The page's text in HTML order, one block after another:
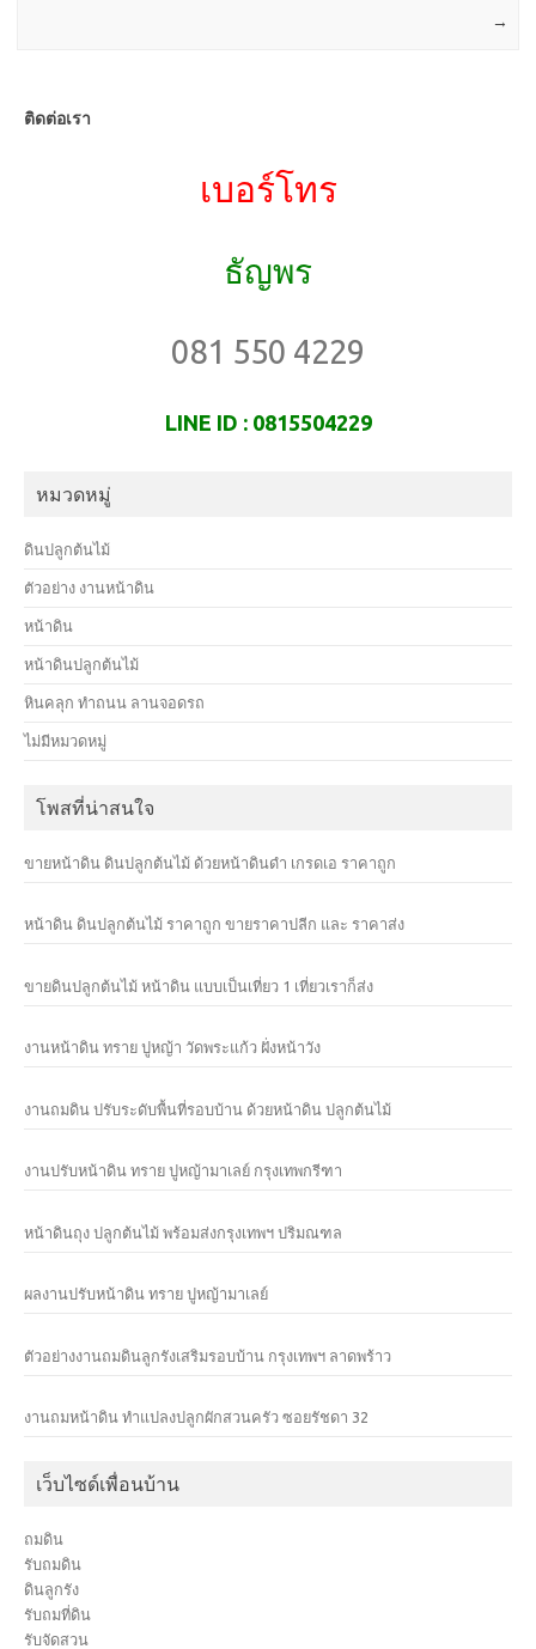
→
ติดต่อเรา
เบอร์โทร
ธัญพร
081 550 4229
LINE ID : 0815504229
หมวดหมู่
ดินปลูกต้นไม้
ตัวอย่าง งานหน้าดิน
หน้าดิน
หน้าดินปลูกต้นไม้
หินคลุก ทำถนน ลานจอดรถ
ไม่มีหมวดหมู่
โพสที่น่าสนใจ
ขายหน้าดิน ดินปลูกต้นไม้ ด้วยหน้าดินดำ เกรดเอ ราคาถูก
หน้าดิน ดินปลูกต้นไม้ ราคาถูก ขายราคาปลีก และ ราคาส่ง
ขายดินปลูกต้นไม้ หน้าดิน แบบเป็นเที่ยว 1 เที่ยวเราก็ส่ง
งานหน้าดิน ทราย ปูหญ้า วัดพระแก้ว ฝั่งหน้าวัง
งานถมดิน ปรับระดับพื้นที่รอบบ้าน ด้วยหน้าดิน ปลูกต้นไม้
งานปรับหน้าดิน ทราย ปูหญ้ามาเลย์ กรุงเทพกรีฑา
หน้าดินถุง ปลูกต้นไม้ พร้อมส่งกรุงเทพฯ ปริมณฑล
ผลงานปรับหน้าดิน ทราย ปูหญ้ามาเลย์
ตัวอย่างงานถมดินลูกรังเสริมรอบบ้าน กรุงเทพฯ ลาดพร้าว
งานถมหน้าดิน ทำแปลงปลูกผักสวนครัว ซอยรัชดา 32
เว็บไซด์เพื่อนบ้าน
ถมดิน
รับถมดิน
ดินลูกรัง
รับถมที่ดิน
รับจัดสวน